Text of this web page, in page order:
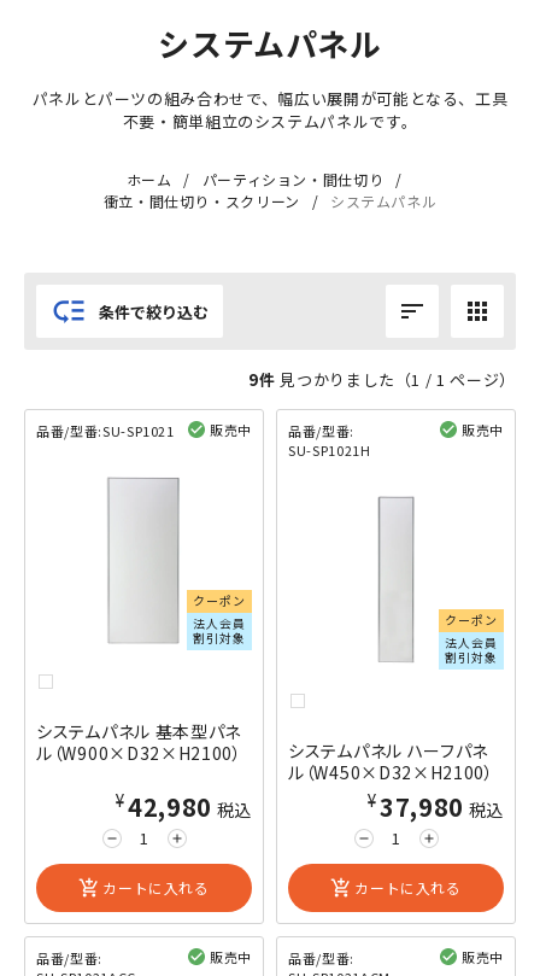
システムパネル
パネルとパーツの組み合わせで、幅広い展開が可能となる、工具
不要・簡単組立のシステムパネルです。
ホーム
パーティション・間仕切り
衝立・間仕切り・スクリーン
システムパネル
low_priority 条件で絞り込む sort apps
9件 見つかりました（1 / 1 ページ）
品番/型番:SU-SP1021 販売中
クーポン
法人会員
割引対象
システムパネル 基本型パネ
ル（W900×D32×H2100）
remove add
¥42,980 税込
add_shopping_cart カートに入れる
品番/型番:
SU-SP1021H
販売中
クーポン
法人会員
割引対象
システムパネル ハーフパネ
ル（W450×D32×H2100）
remove add
¥37,980 税込
add_shopping_cart カートに入れる
品番/型番:
販売中
品番/型番:
販売中